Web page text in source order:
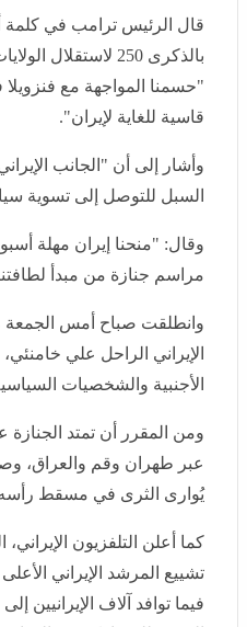
نعرض لكم زوارنا أهم وأحدث
ترامب: حطمنا عزيمة إيران
لإقامة جنازة خامنئي, اليوم السبت 4 يوليو 2026
قال الرئيس الأمريكي
إيران القتالية ومنحتها راحة
الأعلى السابق علي خامنئي.
قال الرئيس ترامب في كلمة
بالذكرى 250
"حسمنا المواجهة مع فنزويلا
قاسية للغاية لإيران".
وأشار إلى أن "الجانب
السبل للتوصل إلى تسوية
وقال: "منحنا إيران مهلة
مراسم جنازة من مبدأ
وانطلقت صباح أمس الجمعة
الراحل علي خامنئي،
والشخصيات السياسية والعامة.